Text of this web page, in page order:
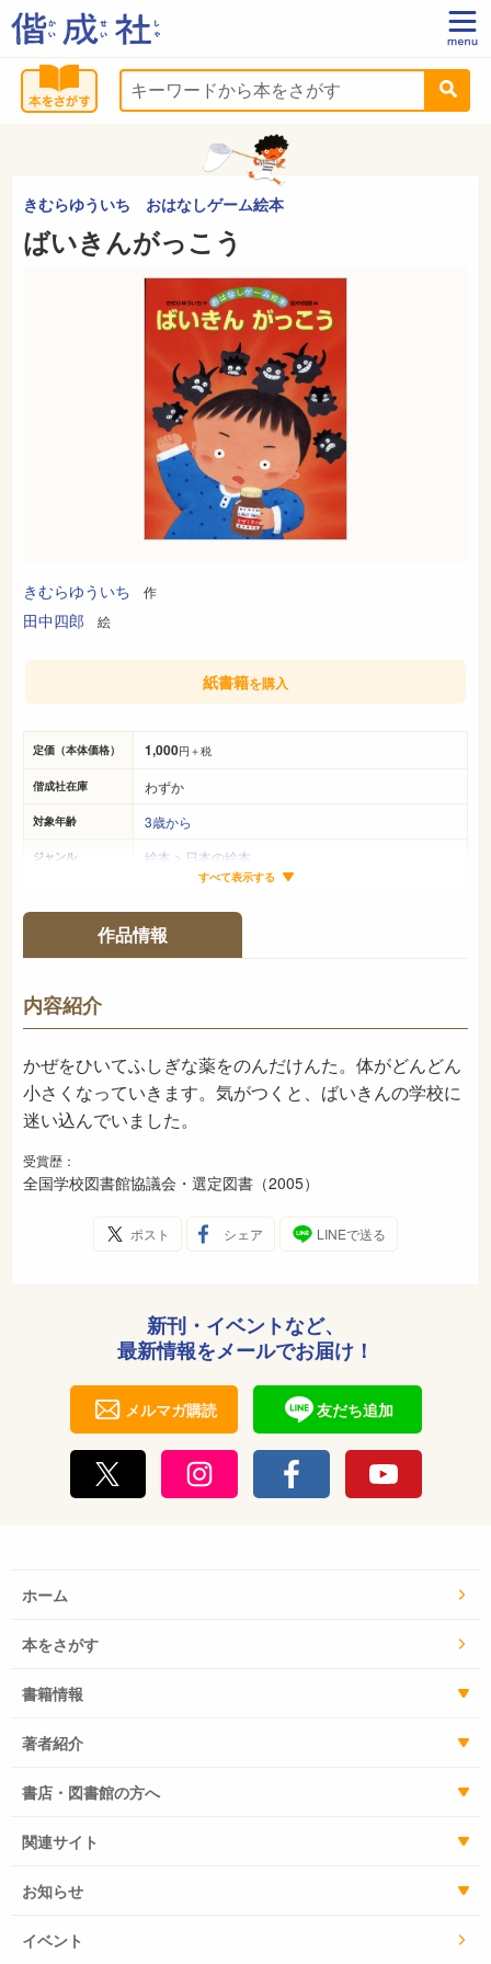
きむらゆういち おはなしゲーム絵本
ばいきんがっこう
きむらゆういち 作
田中四郎 絵
定価（本体価格） 1,000円＋税
偕成社在庫 わずか
対象年齢 3歳から
ジャンル 絵本 > 日本の絵本
32ページ
ISBN 978-4-03-332060-1
NDC
発売日 2005年10月
すべて表示する
紙書籍を購入
作品情報
内容紹介
かぜをひいてふしぎな薬をのんだけんた。体がどんどん
小さくなっていきます。気がつくと、ばいきんの学校に
迷い込んでいました。
受賞歴：
全国学校図書館協議会・選定図書（2005）
ポスト シェア LINEで送る
新刊・イベントなど、
最新情報をメールでお届け！
メルマガ購読 友だち追加
ホーム
本をさがす
書籍情報
著者紹介
書店・図書館の方へ
関連サイト
お知らせ
イベント